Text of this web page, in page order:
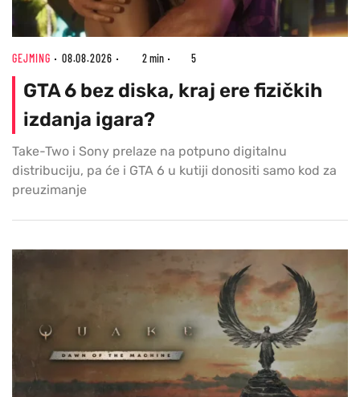
GEJMING 08.08.2026 2 min 5
GTA 6 bez diska, kraj ere fizičkih
izdanja igara?
Take-Two i Sony prelaze na potpuno digitalnu
distribuciju, pa će i GTA 6 u kutiji donositi samo kod za
preuzimanje